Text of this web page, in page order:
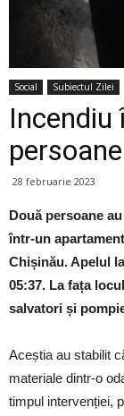
Social Subiectul Zilei
Incendiu
28 februarie 2023
Două persoane
într-un
Chișinău. Apelul
05:37. La fața
salvatori și
Aceștia au stabilit
materiale dintr-o
timpul intervenției,